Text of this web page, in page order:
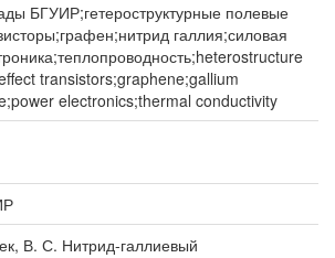
БГУИР;гетероструктурные полевые
галлия;силовая
transistors;graphene;gallium
electronics;thermal conductivity
В. С. Нитрид-галлиевый